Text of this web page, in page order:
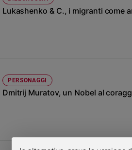
Cultura
Tv
e
streaming
Lukashenko & C., i migranti come
PERSONAGGI
Dmitrij Muratov, un Nobel al